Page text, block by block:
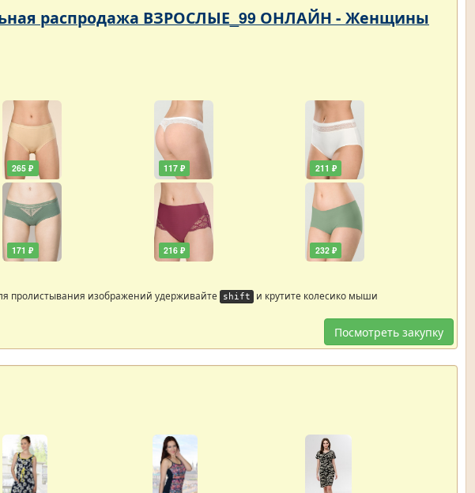
распродажа ВЗРОСЛЫЕ_99 ОНЛАЙН - Женщины
265 ₽
171 ₽
117 ₽
216 ₽
211 ₽
232 ₽
пролистывания изображений удерживайте shift и крутите колесико мыши
Посмотреть закупку